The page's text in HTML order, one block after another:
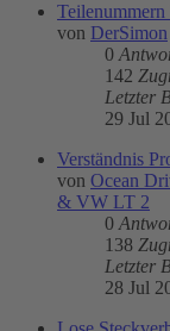
von DerSimon
0
142
Letzter
29 Jul
Verständnis
von Ocean
& VW LT 2
0
138
Letzter
28 Jul